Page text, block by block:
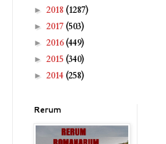
► 2018 (1287)
► 2017 (503)
► 2016(449)
► 2015 (340)
► 2014 (258)
Rerum